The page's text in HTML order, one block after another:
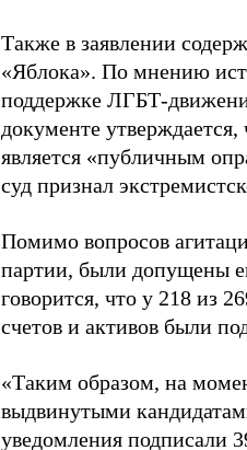
Также в заявлении
«Яблока». По мнению
поддержке ЛГБТ-
документе
является «публичным
суд признал
Помимо вопросов
партии, были допущены
говорится, что у 218 из
счетов и активов были
«Таким образом, на
выдвинутыми
уведомления подписали